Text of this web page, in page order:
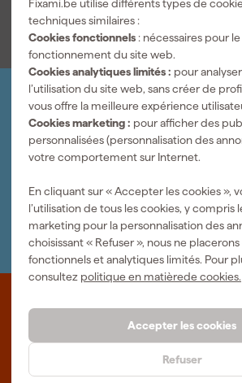
Fixami.be utilise différents types de
techniques similaires :
Cookies fonctionnels : nécessaires pour
fonctionnement du site web.
Cookies analytiques limités : pour
l’utilisation du site web, sans créer de
vous offre la meilleure expérience
Cookies marketing : pour afficher des
personnalisées (personnalisation des
votre comportement sur Internet.
En cliquant sur « Accepter les cookies »,
l’utilisation de tous les cookies, y compris
marketing pour la personnalisation des
choisissant « Refuser », nous ne
fonctionnels et analytiques limités. Pour
consultez politique en matièrede cookies.
Accepter les cookies
Refuser
dans les espaces restreints. Grâce à
saisissez facilement chaque embout lors du
finition. Ce coffret d’embouts DeWALT
outils électroportatifs pour les travaux de
l’aménagement intérieur et les travaux de
contrôle et la durabilité sont importants.
Voir toutes les caractéristiques
Organisez-le vous-même
Connectez-vous et gérez vos
factures.
Bulletin
Nous sommes heureux de vous
Nous nous ferons un plaisir de vous
de nos spécialistes.
Que représente Fixami?
Des outils professionnels et des conseils
sommes le spécialiste en ligne, quel que soit
fait mieux.